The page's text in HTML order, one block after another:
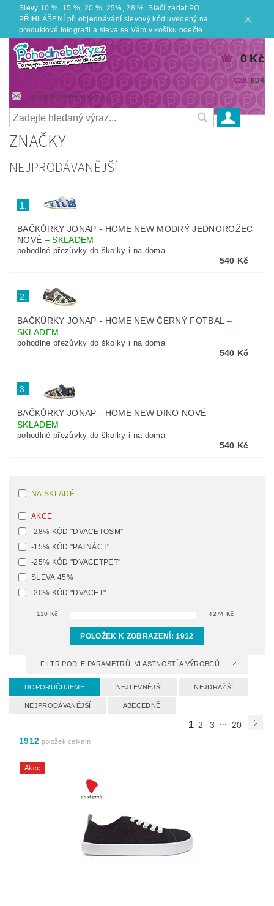
Slevy 10 %, 15 %, 20 %, 25%, 28 %. Stačí zadat PO
PŘIHLÁŠENÍ při objednávání slevový kód uvedený na
produktové fotografii a sleva se Vám v košíku odečte.
info@pohodlnebotky.cz
CZK EUR
0 Kč
ZNAČKY
NEJPRODÁVANĚJŠÍ
1.
BAČKŮRKY JONAP - HOME NEW MODRÝ JEDNOROŽEC
NOVÉ –SKLADEM
pohodlné přezůvky do školky i na doma
540 Kč
2.
BAČKŮRKY JONAP - HOME NEW ČERNÝ FOTBAL –
SKLADEM
pohodlné přezůvky do školky i na doma
540 Kč
3.
BAČKŮRKY JONAP - HOME NEW DINO NOVÉ –
SKLADEM
pohodlné přezůvky do školky i na doma
540 Kč
NA SKLADĚ
AKCE
-28% KÓD "DVACETOSM"
-15% KÓD "PATNÁCT"
-25% KÓD "DVACETPET"
SLEVA 45%
-20% KÓD "DVACET"
110 Kč 4274 Kč
POLOŽEK K ZOBRAZENÍ:1912
FILTR PODLE PARAMETRŮ, VLASTNOSTÍ A VÝROBCŮ
DOPORUČUJEME NEJLEVNĚJŠÍ NEJDRAŽŠÍ
NEJPRODÁVANĚJŠÍ ABECEDNĚ
1 2 3 ...
20
1912 položek celkem
Akce